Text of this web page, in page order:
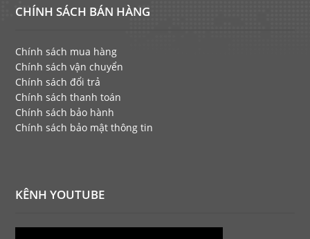
CHÍNH SÁCH BÁN HÀNG
Chính sách mua hàng
Chính sách vận chuyển
Chính sách đổi trả
Chính sách thanh toán
Chính sách bảo hành
Chính sách bảo mật thông tin
KÊNH YOUTUBE